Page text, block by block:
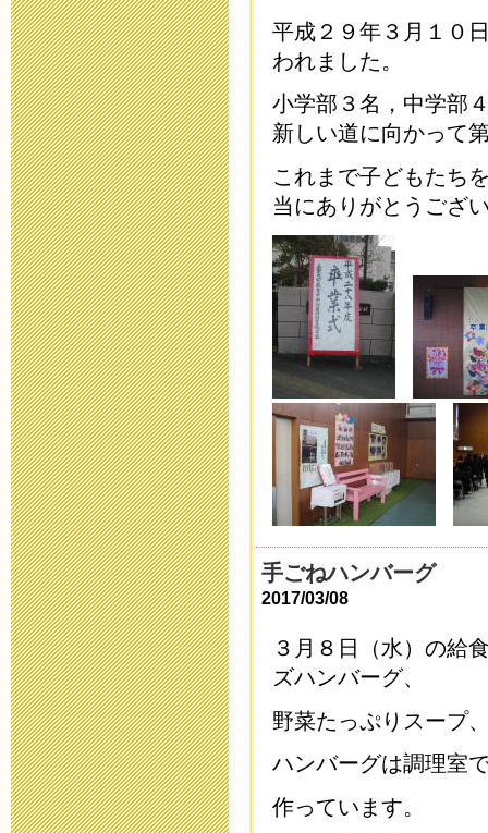
9月13日以降
について
2021年9月 9日
二学期当初の
2021年8月26日
欠席・遅刻連
2021年4月 7日
運動会実施案
2020年10月18日
運動会延期の
2020年10月16日
第32回公開研
2020年7月20日
令和2年度 卒
2020年6月25日
学校教育活動
平成２９年３月１０
われました。
小学部３名，中学部
新しい道に向かって
これまで子どもたち
当にありがとうござ
手ごねハンバーグ
2017/03/08
３月８日（水）の給
ズハンバーグ、
野菜たっぷりスープ
ハンバーグは調理室
作っています。